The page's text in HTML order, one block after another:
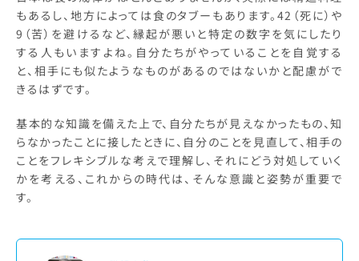
もあるし、地方によっては食のタブーもあります。42（死に）や
9（苦）を避けるなど、縁起が悪いと特定の数字を気にしたり
する人もいますよね。自分たちがやっていることを自覚する
と、相手にも似たようなものがあるのではないかと配慮がで
きるはずです。
基本的な知識を備えた上で、自分たちが見えなかったもの、知
らなかったことに接したときに、自分のことを見直して、相手の
ことをフレキシブルな考えで理解し、それにどう対処していく
かを考える、これからの時代は、そんな意識と姿勢が重要で
す。